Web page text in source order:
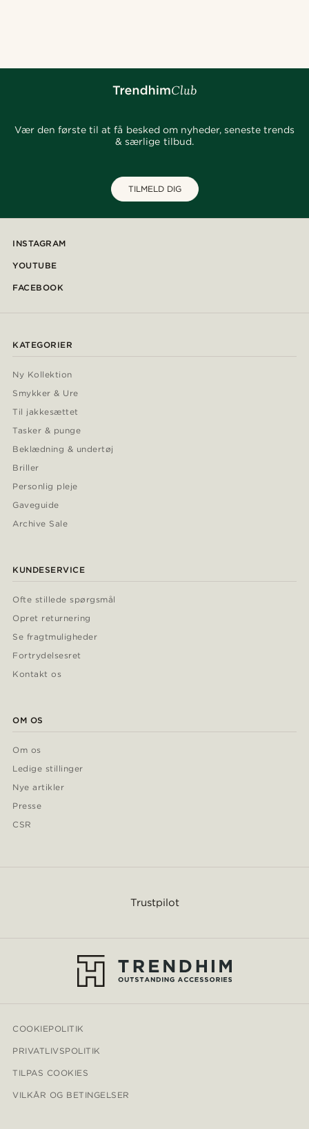
Vær den første til at få besked om nyheder, seneste trends
& særlige tilbud.
TILMELD DIG
INSTAGRAM
YOUTUBE
FACEBOOK
KATEGORIER
Ny Kollektion
Smykker & Ure
Til jakkesættet
Tasker & punge
Beklædning & undertøj
Briller
Personlig pleje
Gaveguide
Archive Sale
KUNDESERVICE
Ofte stillede spørgsmål
Opret returnering
Se fragtmuligheder
Fortrydelsesret
Kontakt os
OM OS
Om os
Ledige stillinger
Nye artikler
Presse
CSR
Trustpilot
COOKIEPOLITIK
PRIVATLIVSPOLITIK
TILPAS COOKIES
VILKÅR OG BETINGELSER